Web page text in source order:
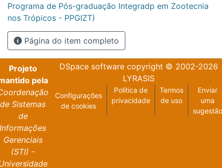
Programa de Pós-graduação Integradp em Zootecnia
nos Trópicos - PPGIZT)
Página do item completo
Projeto
pela
de Sistemas
de
Informações
Gerenciais
(STI) -
DSpace softwarecopyright © 2002-2026
LYRASIS
Configurações
de cookies
Política de
privacidade
Termos
de uso
Enviar
uma
sugestão